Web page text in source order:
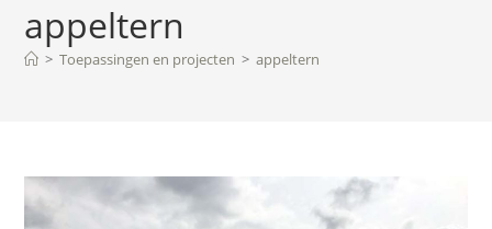
appeltern
> Toepassingen en projecten > appeltern